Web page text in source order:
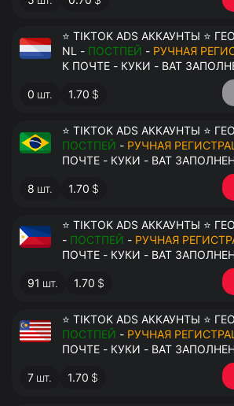
⭐ TIKTOK ADS АККАУНТЫ ⭐
NL - ПОСТПЕЙ - РУЧНАЯ
К ПОЧТЕ - КУКИ - ВАТ
0 шт. 1.70 $
⭐ TIKTOK ADS АККАУНТЫ ⭐
ПОСТПЕЙ - РУЧНАЯ
ПОЧТЕ - КУКИ - ВАТ
8 шт. 1.70 $
⭐ TIKTOK ADS АККАУНТЫ ⭐
- ПОСТПЕЙ - РУЧНАЯ
ПОЧТЕ - КУКИ - ВАТ
91 шт. 1.70 $
⭐ TIKTOK ADS АККАУНТЫ ⭐
ПОСТПЕЙ - РУЧНАЯ
ПОЧТЕ - КУКИ - ВАТ
7 шт. 1.70 $